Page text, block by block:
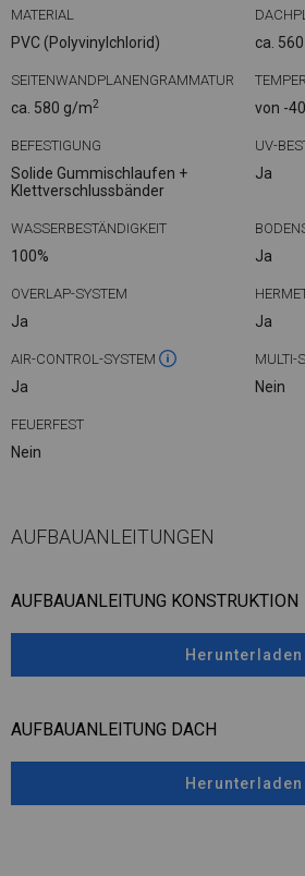
MATERIAL
PVC (Polyvinylchlorid) ca.
SEITENWANDPLANENGRAMMATUR
ca. 580 g/m2 von -40
BEFESTIGUNG
Solide Gummischlaufen +
Klettverschlussbänder
UV-
Ja
WASSERBESTÄNDIGKEIT
100% Ja
OVERLAP-SYSTEM
Ja Ja
AIR-CONTROL-SYSTEM
Ja
MULTI-
Nein
FEUERFEST
Nein
AUFBAUANLEITUNGEN
AUFBAUANLEITUNG KONSTRUKTION
Herunterladen
AUFBAUANLEITUNG DACH
Herunterladen